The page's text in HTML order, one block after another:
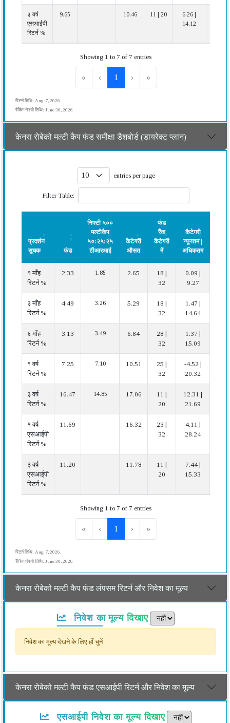
३ वर्ष
एसआईपी
रिटर्न %
9.65 10.46 11 | 20
6.26 |
14.12
Showing 1 to 7 of 7 entries
« ‹ 1 › »
रिटर्न तिथि: Aug. 7, 2026.
रैंकिंग/रेश्यो तिथि: June 30, 2026
केनरा रोबेको मल्टी कैप फंड समीक्षा डैशबोर्ड (डायरेक्ट प्लान)
entries per page
Filter Table:
प्रदर्शन
सूचक
फंड
निफ्टी ५००
मल्टीकैप
५०:२५:२५
टीआरआई
कैटेगरी
औसत
फंड
रैंक
कैटेगरी
में
कैटेगरी
न्यूनतम |
अधिकतम
सूचक
मल्टीकैप
टीआरआई
औसत
रैंक
कैटेगरी
में
न्यूनतम |
अधिकतम
१ माँह
रिटर्न %
2.33 1.85 2.65
18 |
32
0.09 |
9.27
३ माँह
रिटर्न %
4.49 3.26 5.29
18 |
32
1.47 |
14.64
६ माँह
रिटर्न %
3.13 3.49 6.84
28 |
32
1.37 |
15.09
१ वर्ष
रिटर्न %
7.25 7.10 10.51
25 |
32
-4.52 |
20.32
३ वर्ष
रिटर्न %
16.47 14.85 17.06
11 |
20
12.31 |
21.69
१ वर्ष
एसआईपी
रिटर्न %
11.69 16.32
23 |
32
4.11 |
28.24
३ वर्ष
एसआईपी
रिटर्न %
11.20 11.78
11 |
20
7.44 |
15.33
Showing 1 to 7 of 7 entries
« ‹ 1 › »
रिटर्न तिथि: Aug. 7, 2026.
रैंकिंग/रेश्यो तिथि: June 30, 2026
केनरा रोबेको मल्टी कैप फंड लंपसम रिटर्न और निवेश का मूल्य
निवेश का मूल्य दिखाए
निवेश का मूल्य देखने के लिए हाँ चुनें
केनरा रोबेको मल्टी कैप फंड एसआईपी रिटर्न और निवेश का मूल्य
एसआईपी निवेश का मूल्य दिखाए